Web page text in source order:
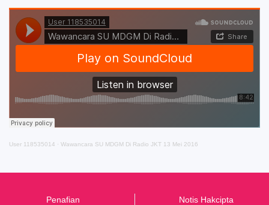
User 118535014 · Wawancara SU MDGM Di Radio JKT 13 Mei 2016
Penafian Notis Hakcipta